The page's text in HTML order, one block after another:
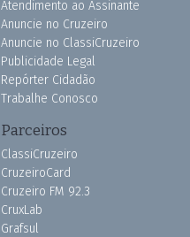
Atendimento ao Assinante
Anuncie no Cruzeiro
Anuncie no ClassiCruzeiro
Publicidade Legal
Repórter Cidadão
Trabalhe Conosco
Parceiros
ClassiCruzeiro
CruzeiroCard
Cruzeiro FM 92.3
CruxLab
Grafsul